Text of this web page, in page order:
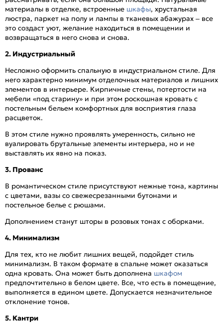
материалы в отделке, встроенные шкафы, хрустальная
люстра, паркет на полу и лампы в тканевых абажурах – все
это создаст уют, желание находиться в помещении и
возвращаться в него снова и снова.
2. Индустриальный
Несложно оформить спальную в индустриальном стиле. Для
него характерно минимум отделочных материалов и лишних
элементов в интерьере. Кирпичные стены, потертости на
мебели «под старину» и при этом роскошная кровать с
постельным бельем комфортных для восприятия глаза
расцветок.
В этом стиле нужно проявлять умеренность, сильно не
вуалировать брутальные элементы интерьера, но и не
выставлять их явно на показ.
3. Прованс
В романтическом стиле присутствуют нежные тона, картины
с цветами, вазы со свежесрезанными бутонами и
постельное белье с рюшами.
Дополнением станут шторы в розовых тонах с оборками.
4. Минимализм
Для тех, кто не любит лишних вещей, подойдет стиль
минимализм. В таком формате в спальне может оказаться
одна кровать. Она может быть дополнена шкафом
предпочтительно в белом цвете. Все, что есть в помещение,
выполняется в едином цвете. Допускается незначительное
отклонение тонов.
5. Кантри